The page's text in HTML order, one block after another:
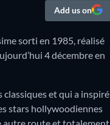
Add us on
sorti en 1985, réalisé
4 décembre en
et qui a inspiré
stars hollywoodiennes